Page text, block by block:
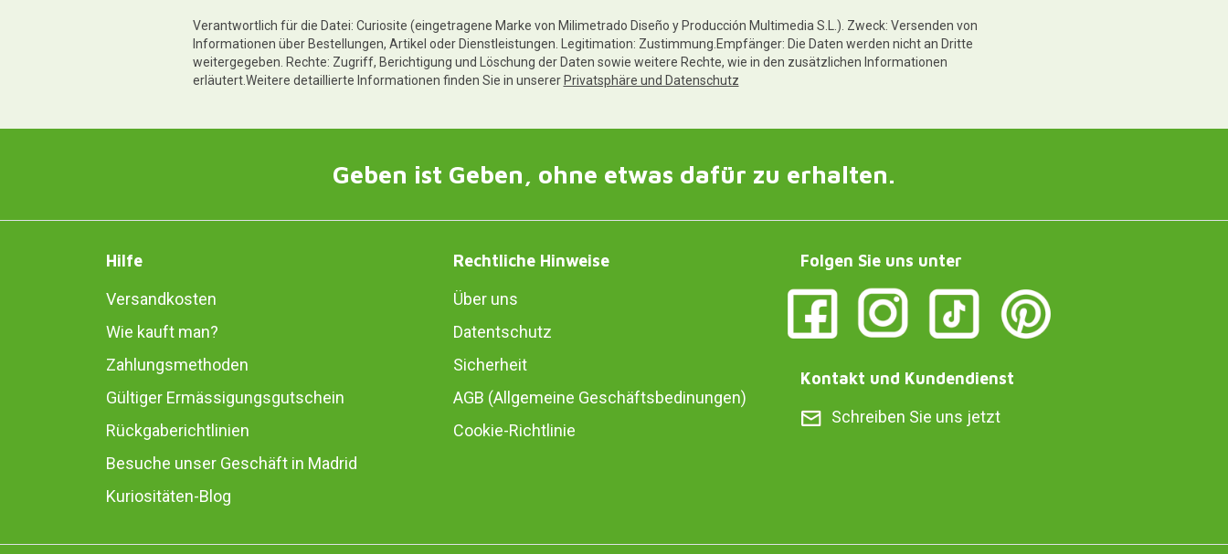
Verantwortlich für die Datei: Curiosite (eingetragene Marke von Milimetrado Diseño y Producción Multimedia S.L.). Zweck: Versenden von
Informationen über Bestellungen, Artikel oder Dienstleistungen. Legitimation: Zustimmung.Empfänger: Die Daten werden nicht an Dritte
weitergegeben. Rechte: Zugriff, Berichtigung und Löschung der Daten sowie weitere Rechte, wie in den zusätzlichen Informationen
erläutert.Weitere detaillierte Informationen finden Sie in unserer Privatsphäre und Datenschutz
Geben ist Geben, ohne etwas dafür zu erhalten.
Hilfe
Versandkosten
Wie kauft man?
Zahlungsmethoden
Gültiger Ermässigungsgutschein
Rückgaberichtlinien
Besuche unser Geschäft in Madrid
Kuriositäten-Blog
Rechtliche Hinweise
Über uns
Datentschutz
Sicherheit
AGB (Allgemeine Geschäftsbedinungen)
Cookie-Richtlinie
Folgen Sie uns unter
Kontakt und Kundendienst
Schreiben Sie uns jetzt